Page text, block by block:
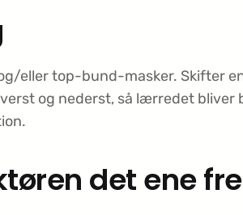
eller top-bund-masker. Skifter
og nederst, så lærredet
det ene